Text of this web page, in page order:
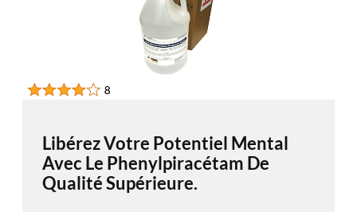
Libérez Votre Potentiel Mental
Avec Le Phenylpiracétam De
Qualité Supérieure.